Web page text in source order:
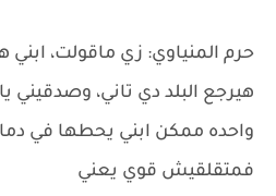
حرم المنياوي: زي ماقولت،
هيرجع البلد دي تاني، وصدقيني
واحده ممكن ابني يحطها في
فمتقلقيش قوي يعني